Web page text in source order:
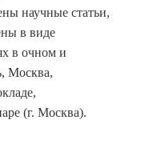
научные статьи,
в виде
в очном и
Москва,
(г. Москва).